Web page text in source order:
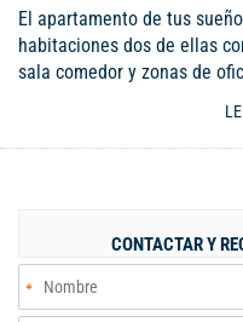
El apartamento de tus
habitaciones dos de ellas
sala comedor y zonas de
excelente vista e
piscina de niños y adultos,
CONTACTAR Y